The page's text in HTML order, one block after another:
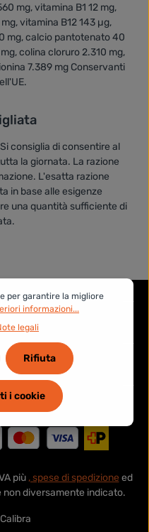
mg, vitamina B1 12 mg,
vitamina B12 143 µg,
mg, calcio pantotenato 40
colina cloruro 2.310 mg,
7.389 mg Conservanti
consiglia di consentire al
la giornata. La razione
L'esatta razione
in base alle esigenze
una quantità sufficiente di
più , spese di spedizione ed
non diversamente indicato.
per garantire la migliore
informazioni...
legali
Rifiuta
i cookie